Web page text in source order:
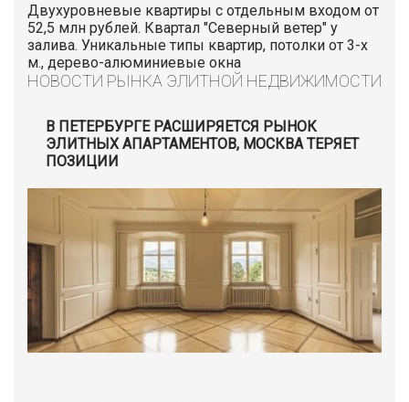
Двухуровневые квартиры с отдельным входом от
52,5 млн рублей. Квартал "Северный ветер" у
залива. Уникальные типы квартир, потолки от 3-х
м., дерево-алюминиевые окна
НОВОСТИ РЫНКА ЭЛИТНОЙ НЕДВИЖИМОСТИ
В ПЕТЕРБУРГЕ РАСШИРЯЕТСЯ РЫНОК
ЭЛИТНЫХ АПАРТАМЕНТОВ, МОСКВА ТЕРЯЕТ
ПОЗИЦИИ